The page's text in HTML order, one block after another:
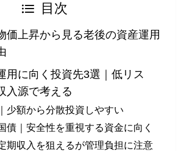
目次
価上昇から見る老後の資産運用
用に向く投資先3選｜低リス
入源で考える
少額から分散投資しやすい
債｜安全性を重視する資金に向く
期収入を狙えるが管理負担に注意